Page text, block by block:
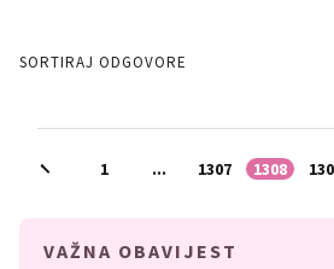
SORTIRAJ ODGOVORE
1 ... 1307 1308
VAŽNA OBAVIJEST